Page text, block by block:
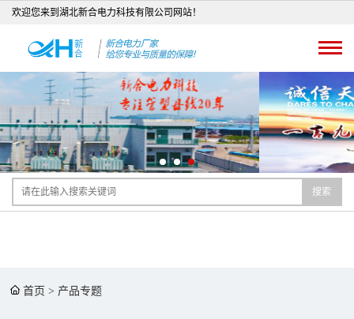
欢迎您来到湖北新合电力科技有限公司网站！
搜索
首页 > 产品专题